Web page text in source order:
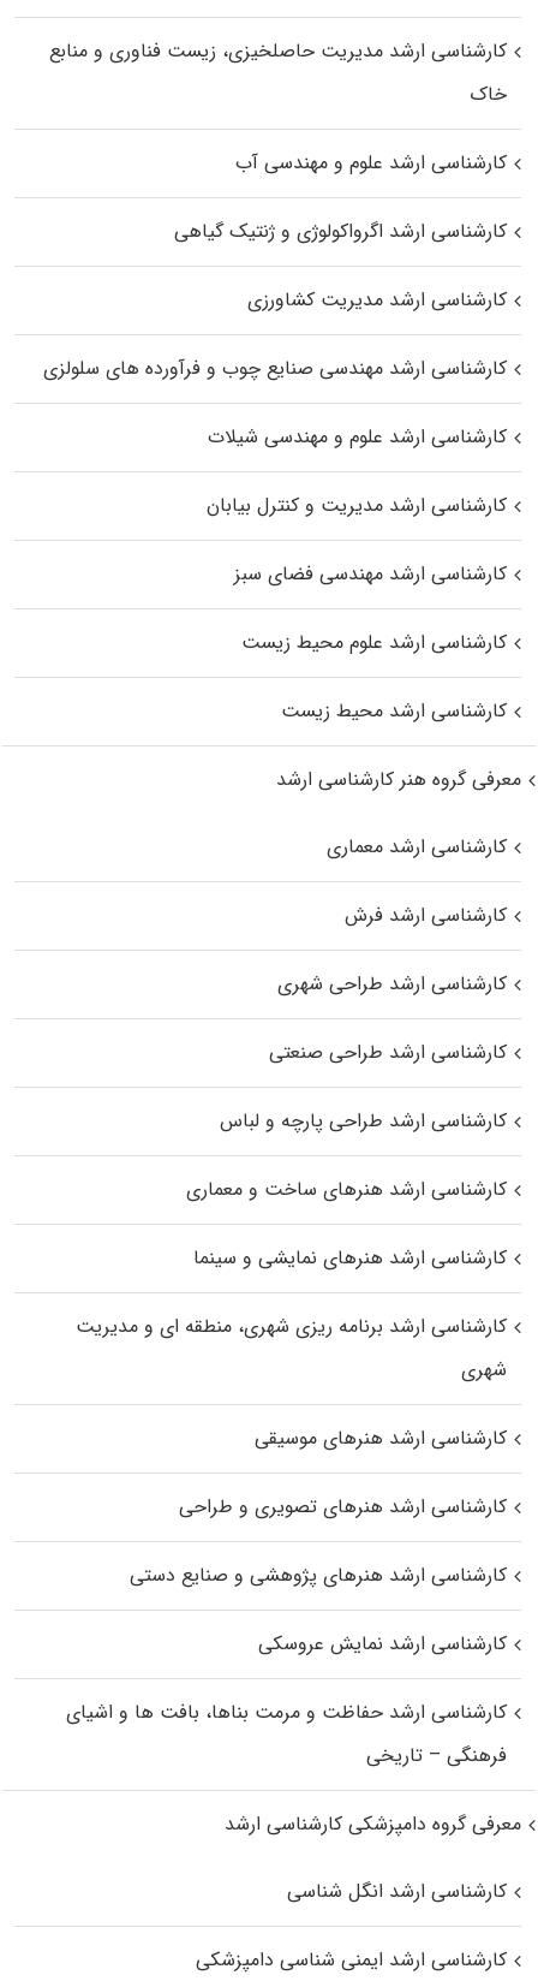
کارشناسی ارشد مدیریت حاصلخیزی، زیست فناوری و منابع
خاک
کارشناسی ارشد علوم و مهندسی آب
کارشناسی ارشد اگرواکولوژی و ژنتیک گیاهی
کارشناسی ارشد مدیریت کشاورزی
کارشناسی ارشد مهندسی صنایع چوب و فرآورده‌ های سلولزی
کارشناسی ارشد علوم و مهندسی شیلات
کارشناسی ارشد مدیریت و کنترل بیابان
کارشناسی ارشد مهندسی فضای سبز
کارشناسی ارشد علوم محیط‌ زیست
کارشناسی ارشد محیط زیست
معرفی گروه هنر کارشناسی ارشد
کارشناسی ارشد معماری
کارشناسی ارشد فرش
کارشناسی ارشد طراحی شهری
کارشناسی ارشد طراحی صنعتی
کارشناسی ارشد طراحی پارچه و لباس
کارشناسی ارشد هنرهای ساخت و معماری
کارشناسی ارشد هنرهای نمایشی و سینما
کارشناسی ارشد برنامه ریزی شهری، منطقه‌ ای و مدیریت
شهری
کارشناسی ارشد هنرهای موسیقی
کارشناسی ارشد هنرهای تصویری و طراحی
کارشناسی ارشد هنرهای پژوهشی و صنایع دستی
کارشناسی ارشد نمایش عروسکی
کارشناسی ارشد حفاظت و مرمت بناها، بافت‌ ها و اشیای
فرهنگی – تاریخی
معرفی گروه دامپزشکی کارشناسی ارشد
کارشناسی ارشد انگل شناسی
کارشناسی ارشد ایمنی‌ شناسی دامپزشکی